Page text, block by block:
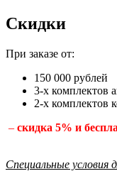
Скидки
При заказе от:
150 000 рублей
3-х комплектов
2-х комплектов
– скидка 5% и
Специальные условия